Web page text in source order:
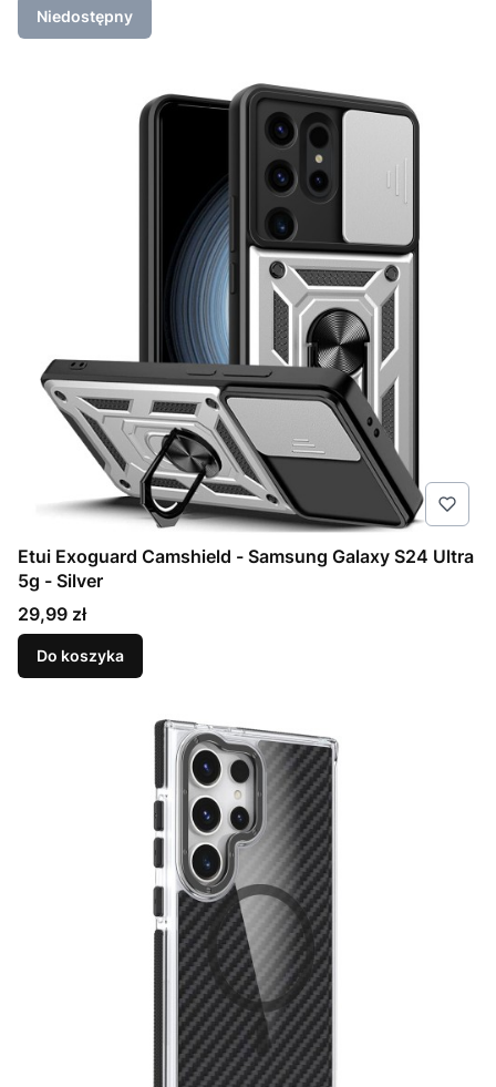
Niedostępny
Etui Exoguard Camshield - Samsung Galaxy S24 Ultra
5g - Silver
Cena
29,99 zł
Do koszyka